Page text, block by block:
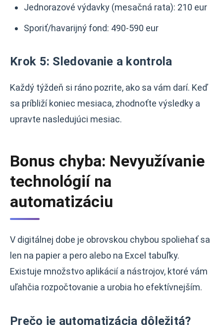
Jednorazové výdavky (mesačná rata): 210 eur
Sporiť/havarijný fond: 490-590 eur
Krok 5: Sledovanie a kontrola
Každý týždeň si ráno pozrite, ako sa vám darí. Keď
sa príbliží koniec mesiaca, zhodnoťte výsledky a
upravte nasledujúci mesiac.
Bonus chyba: Nevyužívanie
technológií na
automatizáciu
V digitálnej dobe je obrovskou chybou spoliehať sa
len na papier a pero alebo na Excel tabuľky.
Existuje množstvo aplikácií a nástrojov, ktoré vám
uľahčia rozpočtovanie a urobia ho efektívnejším.
Prečo je automatizácia dôležitá?